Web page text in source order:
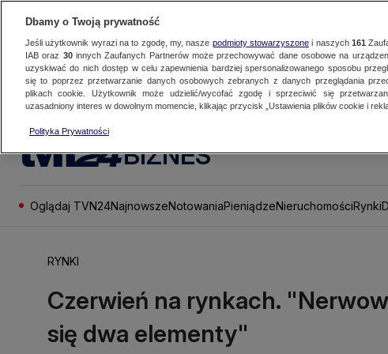
BIZNES
Oglądaj TVN24NajnowszeNotowaniaPieniądzeNieruchomościRynki
RYNKI
Czerwień na rynkach.
się dwa elementy"
Dbamy o Twoją prywatność
Jeśli użytkownik wyrazi na to zgodę, my, nasze podmioty stowarzyszonei naszych 161
IAB oraz 30innych Zaufanych Partnerów może przechowywać dane osobowe na
uzyskiwać do nich dostęp w celu zapewnienia bardziej spersonalizowanego sposobu
się to poprzez przetwarzanie danych osobowych zebranych z danych przeglądania
plikach cookie. Użytkownik może udzielić/wycofać zgodę i sprzeciwić się
uzasadniony interes w dowolnym momencie, klikając przycisk „Ustawienia plików cookie i
Polityka Prywatności